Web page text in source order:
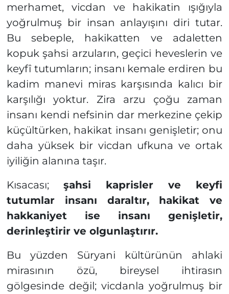
merhamet, vicdan ve hakikatin ışığıyla
yoğrulmuş bir insan anlayışını diri tutar.
Bu sebeple, hakikatten ve adaletten
kopuk şahsi arzuların, geçici heveslerin ve
keyfî tutumların; insanı kemale erdiren bu
kadim manevi miras karşısında kalıcı bir
karşılığı yoktur. Zira arzu çoğu zaman
insanı kendi nefsinin dar merkezine çekip
küçültürken, hakikat insanı genişletir; onu
daha yüksek bir vicdan ufkuna ve ortak
iyiliğin alanına taşır.
Kısacası; şahsi kaprisler ve keyfi
tutumlar insanı daraltır, hakikat ve
hakkaniyet ise insanı genişletir,
derinleştirir ve olgunlaştırır.
Bu yüzden Süryani kültürünün ahlaki
mirasının özü, bireysel ihtirasın
gölgesinde değil; vicdanla yoğrulmuş bir